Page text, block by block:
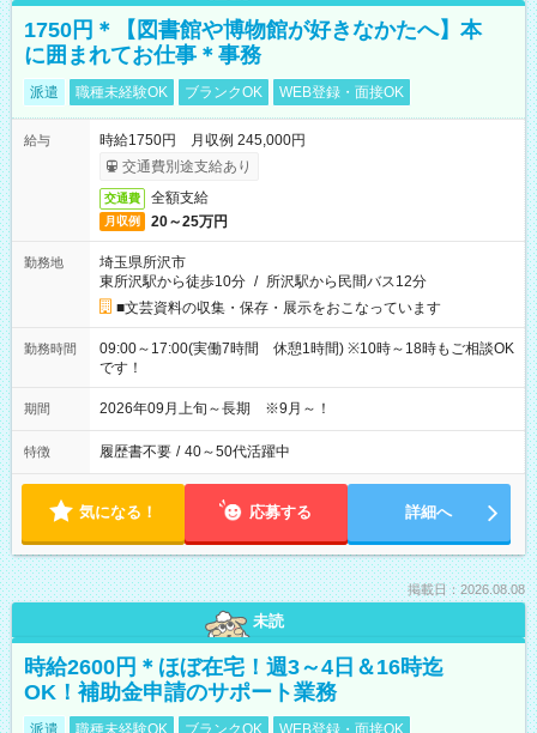
1750円＊【図書館や博物館が好きなかたへ】本
に囲まれてお仕事＊事務
派遣 職種未経験OK ブランクOK WEB登録・面接OK
給与
時給1750円 月収例 245,000円
交通費別途支給あり
交通費 全額支給
月収例 20～25万円
勤務地
埼玉県所沢市
東所沢駅から徒歩10分 / 所沢駅から民間バス12分
■文芸資料の収集・保存・展示をおこなっています
勤務時間
09:00～17:00(実働7時間 休憩1時間) ※10時～18時もご相談OK
です！
期間 2026年09月上旬～長期 ※9月～！
特徴 履歴書不要 / 40～50代活躍中
気になる！ 応募する 詳細へ
掲載日：2026.08.08
未読
時給2600円＊ほぼ在宅！週3～4日＆16時迄
OK！補助金申請のサポート業務
派遣 職種未経験OK ブランクOK WEB登録・面接OK